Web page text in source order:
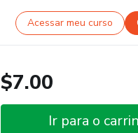
Acessar meu curso
$7.00
Ir para o